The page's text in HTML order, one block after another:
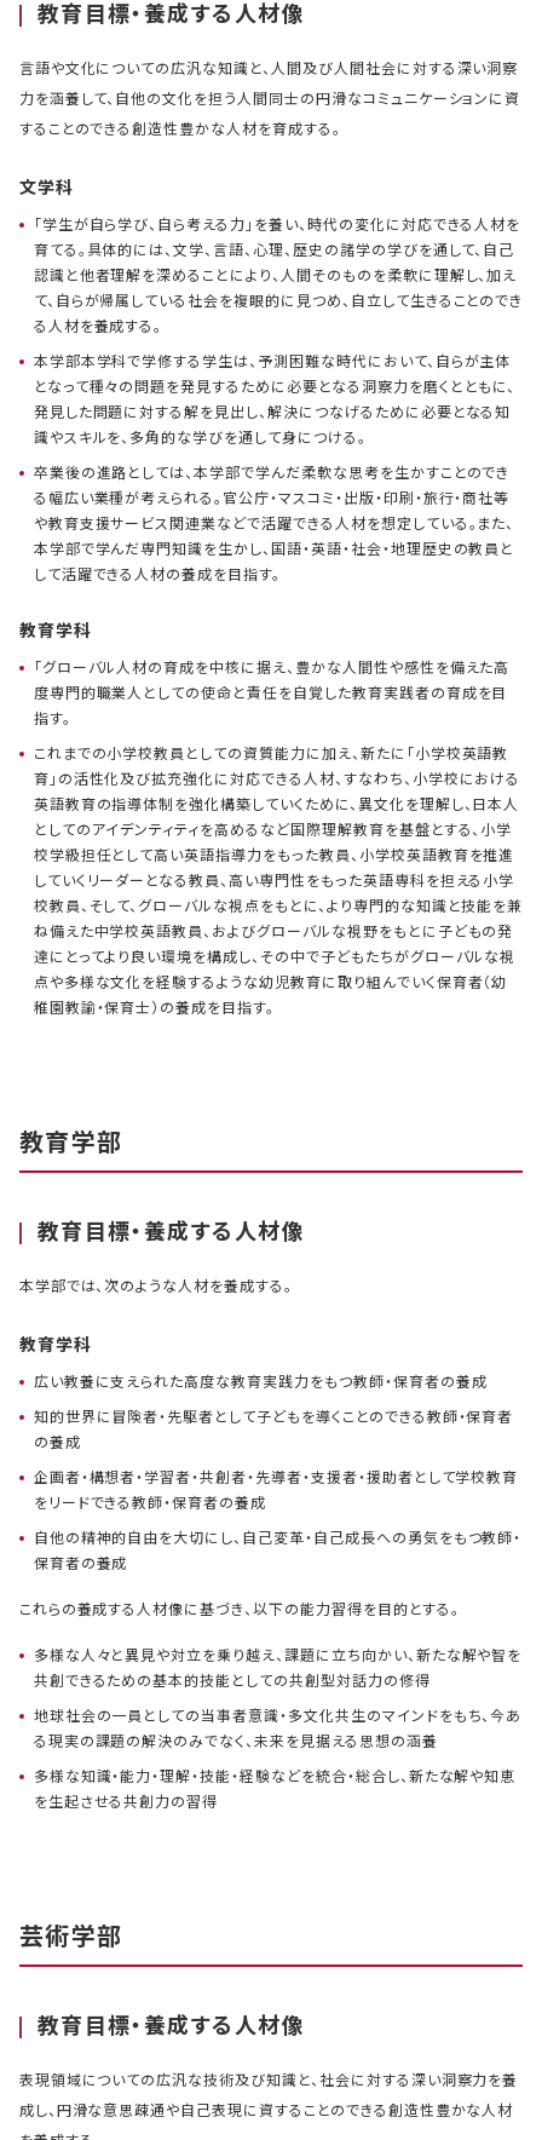
教育目標・養成する人材像
言語や文化についての広汎な知識と、人間及び人間社会に対する深い洞察
力を涵養して、自他の文化を担う人間同士の円滑なコミュニケーションに資
することのできる創造性豊かな人材を育成する。
文学科
「学生が自ら学び、自ら考える力」を養い、時代の変化に対応できる人材を
育てる。具体的には、文学、言語、心理、歴史の諸学の学びを通して、自己
認識と他者理解を深めることにより、人間そのものを柔軟に理解し、加え
て、自らが帰属している社会を複眼的に見つめ、自立して生きることのでき
る人材を養成する。
本学部本学科で学修する学生は、予測困難な時代において、自らが主体
となって種々の問題を発見するために必要となる洞察力を磨くとともに、
発見した問題に対する解を見出し、解決につなげるために必要となる知
識やスキルを、多角的な学びを通して身につける。
卒業後の進路としては、本学部で学んだ柔軟な思考を生かすことのでき
る幅広い業種が考えられる。官公庁・マスコミ・出版・印刷・旅行・商社等
や教育支援サービス関連業などで活躍できる人材を想定している。また、
本学部で学んだ専門知識を生かし、国語・英語・社会・地理歴史の教員と
して活躍できる人材の養成を目指す。
教育学科
「グローバル人材の育成を中核に据え、豊かな人間性や感性を備えた高
度専門的職業人としての使命と責任を自覚した教育実践者の育成を目
指す。
これまでの小学校教員としての資質能力に加え、新たに「小学校英語教
育」の活性化及び拡充強化に対応できる人材、すなわち、小学校における
英語教育の指導体制を強化構築していくために、異文化を理解し、日本人
としてのアイデンティティを高めるなど国際理解教育を基盤とする、小学
校学級担任として高い英語指導力をもった教員、小学校英語教育を推進
していくリーダーとなる教員、高い専門性をもった英語専科を担える小学
校教員、そして、グローバルな視点をもとに、より専門的な知識と技能を兼
ね備えた中学校英語教員、およびグローバルな視野をもとに子どもの発
達にとってより良い環境を構成し、その中で子どもたちがグローバルな視
点や多様な文化を経験するような幼児教育に取り組んでいく保育者（幼
稚園教諭・保育士）の養成を目指す。
教育学部
教育目標・養成する人材像
本学部では、次のような人材を養成する。
教育学科
広い教養に支えられた高度な教育実践力をもつ教師・保育者の養成
知的世界に冒険者・先駆者として子どもを導くことのできる教師・保育者
の養成
企画者・構想者・学習者・共創者・先導者・支援者・援助者として学校教育
をリードできる教師・保育者の養成
自他の精神的自由を大切にし、自己変革・自己成長への勇気をもつ教師・
保育者の養成
これらの養成する人材像に基づき、以下の能力習得を目的とする。
多様な人々と異見や対立を乗り越え、課題に立ち向かい、新たな解や智を
共創できるための基本的技能としての共創型対話力の修得
地球社会の一員としての当事者意識・多文化共生のマインドをもち、今あ
る現実の課題の解決のみでなく、未来を見据える思想の涵養
多様な知識・能力・理解・技能・経験などを統合・総合し、新たな解や知恵
を生起させる共創力の習得
芸術学部
教育目標・養成する人材像
表現領域についての広汎な技術及び知識と、社会に対する深い洞察力を養
成し、円滑な意思疎通や自己表現に資することのできる創造性豊かな人材